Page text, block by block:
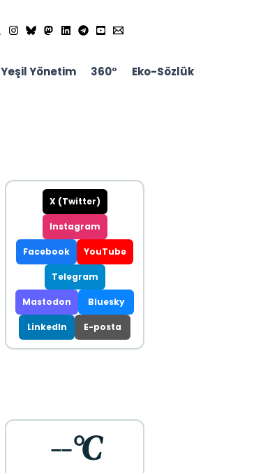
Yeşil Yönetim 360° Eko-Sözlük
X (Twitter)
Instagram
Facebook YouTube
Telegram
Mastodon Bluesky
LinkedIn E-posta
--°C